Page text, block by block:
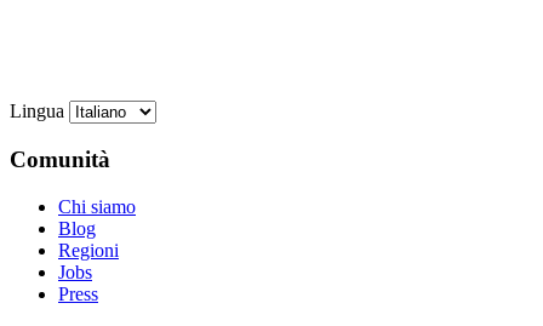
Lingua
Comunità
Chi siamo
Blog
Regioni
Jobs
Press